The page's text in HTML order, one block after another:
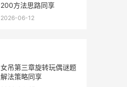
200方法思路同享
2026-06-12
女吊第三章旋转玩偶谜题
解法策略同享